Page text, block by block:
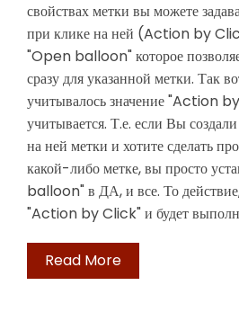
свойствах метки вы можете
при клике на ней (Action by
"Open balloon" которое
сразу для указанной метки. Так
учитывалось значение "Action
учитывается. Т.е. если Вы
на ней метки и хотите сделать
какой-либо метке, вы просто
balloon" в ДА, и все. То
"Action by Click" и будет
Read More